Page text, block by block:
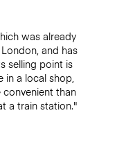
was already
and has
selling point is
a local shop,
than
a train station."